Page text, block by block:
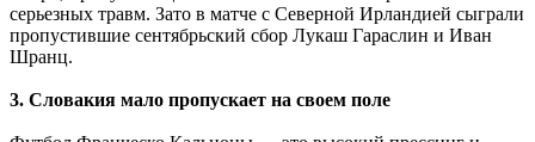
серьезных травм. Зато в матче с Северной Ирландией сыграли
пропустившие сентябрьский сбор Лукаш Гараслин и Иван
Шранц.
3. Словакия мало пропускает на своем поле